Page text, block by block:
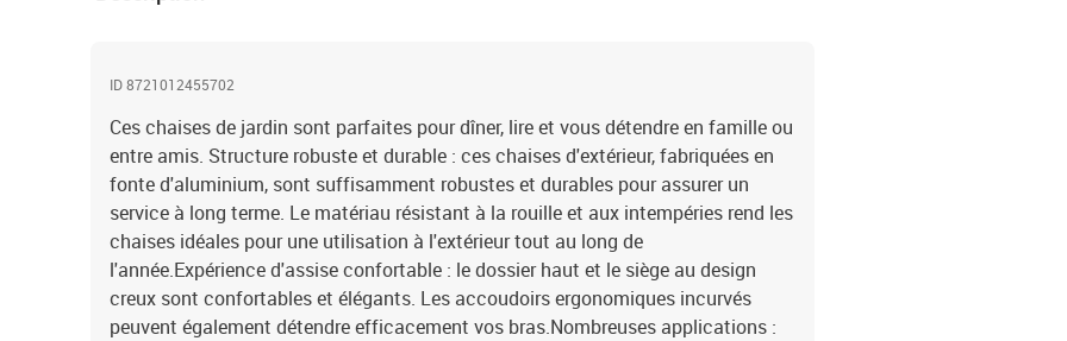
ID 8721012455702
Ces chaises de jardin sont parfaites pour dîner, lire et vous détendre en famille ou
entre amis. Structure robuste et durable : ces chaises d'extérieur, fabriquées en
fonte d'aluminium, sont suffisamment robustes et durables pour assurer un
service à long terme. Le matériau résistant à la rouille et aux intempéries rend les
chaises idéales pour une utilisation à l'extérieur tout au long de
l'année.Expérience d'assise confortable : le dossier haut et le siège au design
creux sont confortables et élégants. Les accoudoirs ergonomiques incurvés
peuvent également détendre efficacement vos bras.Nombreuses applications :